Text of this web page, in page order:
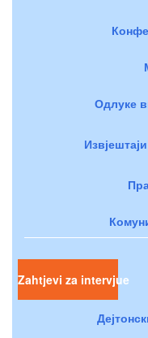
Одлуке
Zahtjevi za intervjue